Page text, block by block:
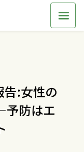
告:女性の
防はエ